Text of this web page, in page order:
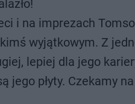
i na imprezach
wyjątkowym. Z
lepiej dla jego
jego płyty. Czekamy